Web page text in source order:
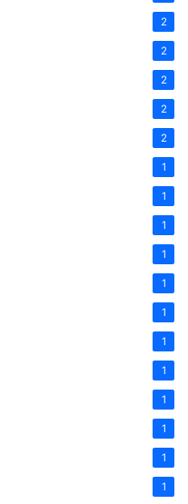
2
2
2
2
2
1
1
1
1
1
1
1
1
1
1
1
1